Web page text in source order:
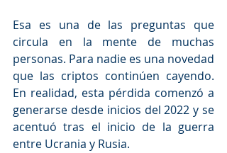
Esa es una de las preguntas que
circula en la mente de muchas
personas. Para nadie es una novedad
que las criptos continúen cayendo.
En realidad, esta pérdida comenzó a
generarse desde inicios del 2022 y se
acentuó tras el inicio de la guerra
entre Ucrania y Rusia.